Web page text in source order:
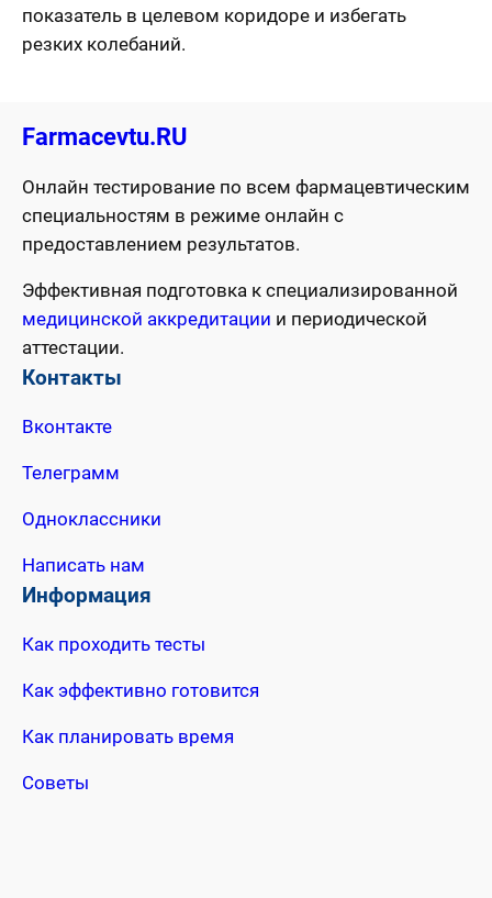
показатель в целевом коридоре и избегать
резких колебаний.
Farmacevtu.RU
Онлайн тестирование по всем фармацевтическим
специальностям в режиме онлайн с
предоставлением результатов.
Эффективная подготовка к специализированной
медицинской аккредитации и периодической
аттестации.
Контакты
Вконтакте
Телеграмм
Одноклассники
Написать нам
Информация
Как проходить тесты
Как эффективно готовится
Как планировать время
Советы